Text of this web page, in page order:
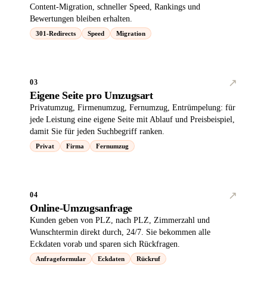
Content-Migration, schneller Speed, Rankings und
Bewertungen bleiben erhalten.
301-Redirects Speed Migration
03
↗︎
Eigene Seite pro Umzugsart
Privatumzug, Firmenumzug, Fernumzug, Entrümpelung: für
jede Leistung eine eigene Seite mit Ablauf und Preisbeispiel,
damit Sie für jeden Suchbegriff ranken.
Privat Firma Fernumzug
04
↗︎
Online-Umzugsanfrage
Kunden geben von PLZ, nach PLZ, Zimmerzahl und
Wunschtermin direkt durch, 24/7. Sie bekommen alle
Eckdaten vorab und sparen sich Rückfragen.
Anfrageformular Eckdaten Rückruf